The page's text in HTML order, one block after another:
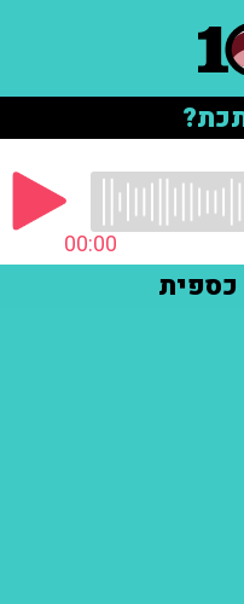
00:00
כספית